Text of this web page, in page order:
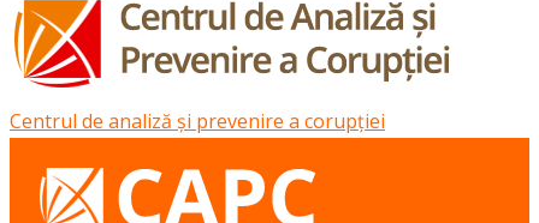
Centrul de analiză și prevenire a corupției